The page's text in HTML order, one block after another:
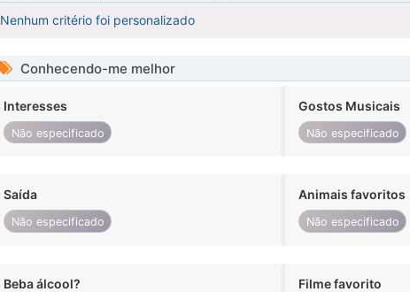
Nenhum critério foi personalizado
Conhecendo-me melhor
Interesses
Não especificado
Gostos Musicais
Não especificado
Saída
Não especificado
Animais favoritos
Não especificado
Beba álcool? Filme favorito